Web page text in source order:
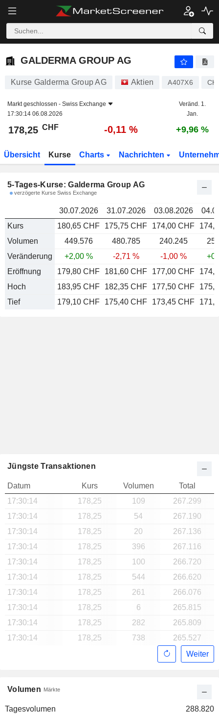
GALDERMA GROUP AG 178,25
GALDERMA GROUP AG
Kurse Galderma Group AG Aktien A407X6
Markt geschlossen - Swiss Exchange
17:30:14 06.08.2026
Veränd. 1.
Jan.
178,25 CHF -0,11 % +9,96 %
Übersicht Kurse Charts Nachrichten
5-Tages-Kurse: Galderma Group AG
verzögerte Kurse Swiss Exchange
30.07.2026 31.07.2026 03.08.2026
Kurs
180,65 CHF 175,75 CHF 174,00 CHF
Volumen
449.576 480.785 240.245
Veränderung
+2,00 % -2,71 % -1,00 %
Eröffnung
179,80 CHF 181,60 CHF 177,00 CHF
Hoch
183,95 CHF 182,35 CHF 177,50 CHF
Tief
179,10 CHF 175,40 CHF 173,45 CHF
Volumen Märkte
Tagesvolumen
288.820
Jüngste Transaktionen
Datum Kurs Volumen
Total
17:30:14
178,25 109
267.299
17:30:14
178,25 54
267.190
17:30:14
178,25 20
267.136
17:30:14
178,25 396
267.116
17:30:14
178,25 100
266.720
17:30:14
178,25 544
266.620
17:30:14
178,25 261
266.076
17:30:14
178,25 6
265.815
17:30:14
178,25 282
265.809
17:30:14
178,25 738
265.527
Weiter